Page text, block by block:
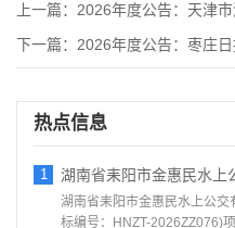
上一篇： 2026年度公告：天津市滨海
下一篇： 2026年度公告：枣庄日报社
热点信息
1 湖南省耒阳市金惠民水上
湖南省耒阳市金惠民水上公
标编号：HNZT-2026ZZ076)